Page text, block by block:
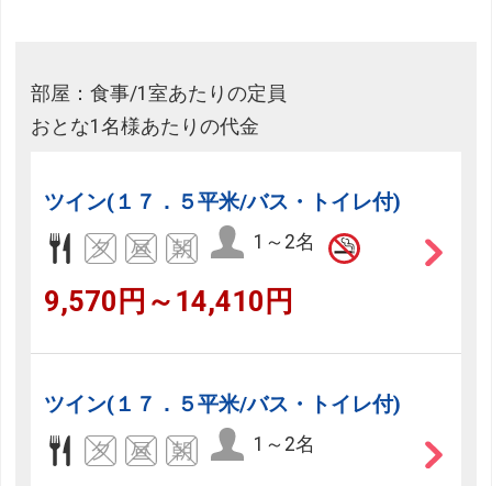
部屋：食事/1室あたりの定員
おとな1名様あたりの代金
ツイン(１７．５平米/バス・トイレ付)
1～2名
9,570円～14,410円
ツイン(１７．５平米/バス・トイレ付)
1～2名